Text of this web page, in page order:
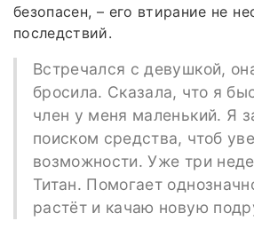
безопасен, – его втирание не
последствий.
Встречался с девушкой,
бросила. Сказала, что я
член у меня маленький. Я
поиском средства, чтоб
возможности. Уже три
Титан. Помогает
растёт и качаю новую